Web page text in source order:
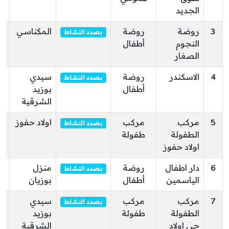
الجديد
3
روضة
النجوم
الصغار
روضة
أطفال
بصدد النشاط المكناسي
4
الاسكندر
روضة
أطفال
بصدد النشاط
سيدي
بوزيد
الشرقية
5
مركب
الطفولة
اولاد حفوز
مركب
طفولة
بصدد النشاط اولاد حفوز
6
دار اطفال
الياسمين
روضة
أطفال
بصدد النشاط
منزل
بوزيان
7
مركب
الطفولة
حي اولاد
مركب
طفولة
بصدد النشاط
سيدي
بوزيد
الشرقية